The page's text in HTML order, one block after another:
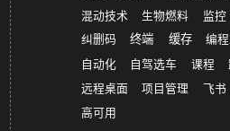
混动技术
生物燃料 监控
纠删码
终端 缓存 编
自动化
自驾选车 课程
远程桌面
项目管理 飞书
高可用